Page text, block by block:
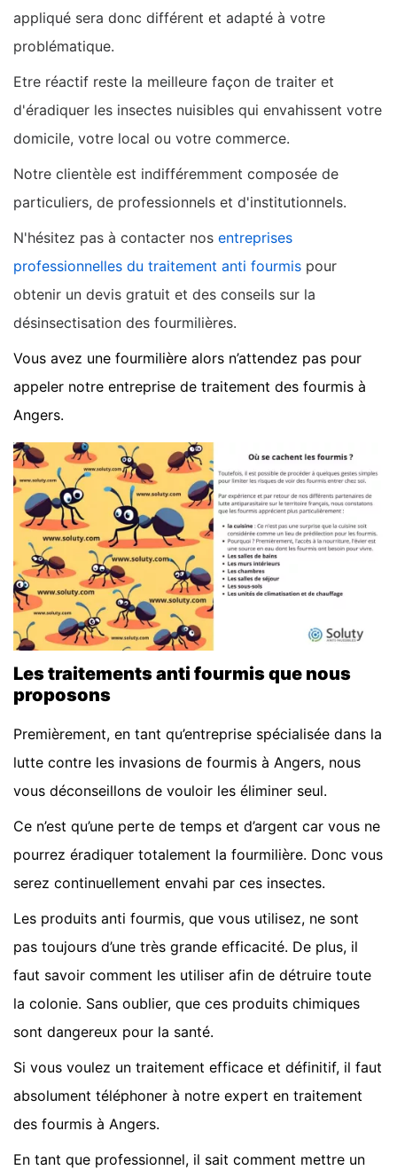
appliqué sera donc différent et adapté à votre
problématique.
Etre réactif reste la meilleure façon de traiter et
d'éradiquer les insectes nuisibles qui envahissent votre
domicile, votre local ou votre commerce.
Notre clientèle est indifféremment composée de
particuliers, de professionnels et d'institutionnels.
N'hésitez pas à contacter nos entreprises
professionnelles du traitement anti fourmis pour
obtenir un devis gratuit et des conseils sur la
désinsectisation des fourmilières.
Vous avez une fourmilière alors n’attendez pas pour
appeler notre entreprise de traitement des fourmis à
Angers.
Les traitements anti fourmis que nous
proposons
Premièrement, en tant qu’entreprise spécialisée dans la
lutte contre les invasions de fourmis à Angers, nous
vous déconseillons de vouloir les éliminer seul.
Ce n’est qu’une perte de temps et d’argent car vous ne
pourrez éradiquer totalement la fourmilière. Donc vous
serez continuellement envahi par ces insectes.
Les produits anti fourmis, que vous utilisez, ne sont
pas toujours d’une très grande efficacité. De plus, il
faut savoir comment les utiliser afin de détruire toute
la colonie. Sans oublier, que ces produits chimiques
sont dangereux pour la santé.
Si vous voulez un traitement efficace et définitif, il faut
absolument téléphoner à notre expert en traitement
des fourmis à Angers.
En tant que professionnel, il sait comment mettre un